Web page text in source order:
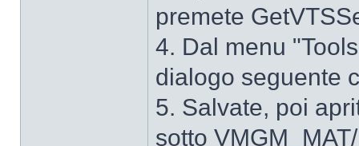
premete
4. Dal menu
dialogo seguente
5. Salvate, poi
sotto